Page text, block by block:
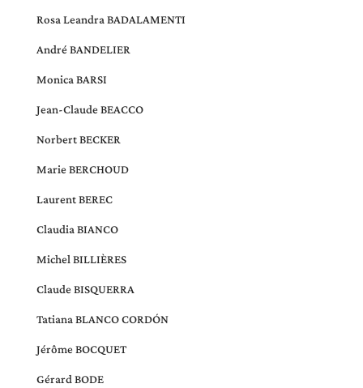
Rosa Leandra BADALAMENTI
André BANDELIER
Monica BARSI
Jean-Claude BEACCO
Norbert BECKER
Marie BERCHOUD
Laurent BEREC
Claudia BIANCO
Michel BILLIÈRES
Claude BISQUERRA
Tatiana BLANCO CORDÓN
Jérôme BOCQUET
Gérard BODE